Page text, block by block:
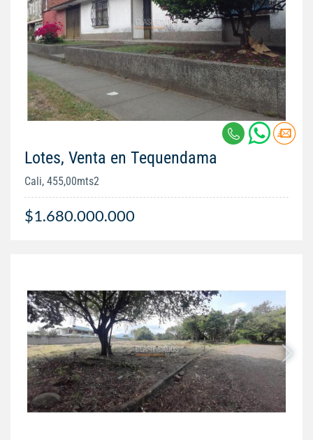
Lotes, Venta en Tequendama
Cali, 455,00mts2
$1.680.000.000